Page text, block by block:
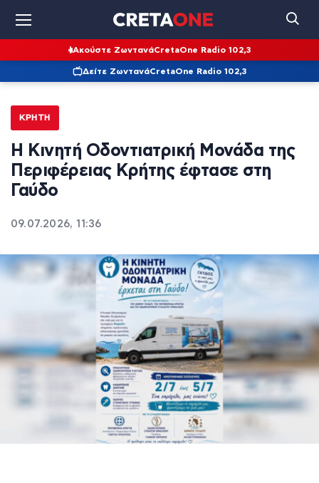
Ακούστε ΖωντανάCretaOne Radio 102,3
Δείτε ΖωντανάCretaOne Radio 102,3
ΚΡΉΤΗ
Η Κινητή Οδοντιατρική Μονάδα της
Περιφέρειας Κρήτης έφτασε στη
Γαύδο
09.07.2026, 11:36